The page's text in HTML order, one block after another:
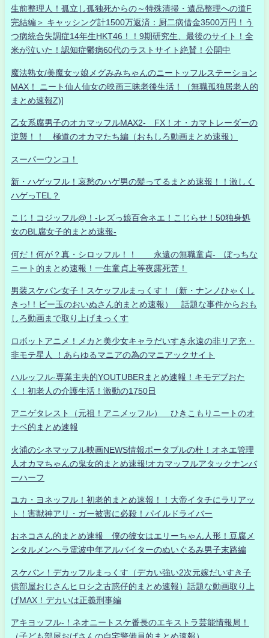
生前整理人！孤立し孤独死からの～特殊清掃・遺品整理への道F
完結編＞ キャッシング計1500万返済：厨二病借金3500万円！う
つ病統合失調症14年生HKT46！！9期研究生、最後のサイト！全
米が泣いた！認知症鬱病60代のラストサイト絶賛！公開中
魔法熟女/美魔女ッ娘メグみみちゃんのニートッフルステーション
MAX！ ニート仙人仙女の映画三昧老後生活！（無職孤独居老人的
まとめ速報Z)]
乙女系腐男子のオカマッフルMAX2- FX！オ・カマトレーダーの
逆襲！！ 極道のオカマたち編（おもしろ動画まとめ速報）
スーパーウンコ！
新・ハゲッフル！哀愁のハゲ男の髪ってるまとめ速報！！激しく
ハゲっTEL？
こじ！コジッフル@！-レズっ娘百合ネエ！こじらせ！50独身処
女のBL腐女子的まとめ速報-
何だ！何が？真・シロッフル！！ 永遠の無職童貞- ぼっちな
ニート的まとめ速報！一生童貞上等夜露死苦！
男装スケバン女子！スケッフルまっくす！（新・ナンノひゃくし
きっ!！ビー玉のおいぬさん的まとめ速報） 話題な事件からおも
しろ動画まで取り上げまっくす
ロボットアニメ！メカと美少女キャラだいすき永遠の非リア充・
非モテ星人 ！あらゆるマニアの為のマニアックサイト
ハルッフル-専業主夫的YOUTUBERまとめ速報！キモデブおた
く！初老人の介護生活！激動の1750日
アニゲタレスト（元祖！アニメッフル） ひきこもりニートのオ
ナベ的まとめ速報
火浦のシネマッフル映画NEWS情報ポータブルの杜！オネエ管理
人オカマちゃんの鬼女的まとめ速報!オカマッフルアタックナンバ
ーハーフ
ユカ・ヨネッフル！初老的まとめ速報！！大帝イタチにラリアッ
ト！害獣神アリ・ガー被害に必殺！パイルドライバー
おネコさん的まとめ速報 僕の彼女はエリーちゃん人形！豆腐メ
ンタルメンヘラ電波中年アルバイターのぬいぐるみ男子末路編
スケバン！デカッフルまっくす（デカい強い2次元嫁だいすき子
供部屋おじさんヒロシ之古惑仔的まとめ速報）話題な動画取り上
げMAX！デカいは正義刑事編
アキヨッフル-！ネオニートスケ番長のエキストラ芸能情報局！